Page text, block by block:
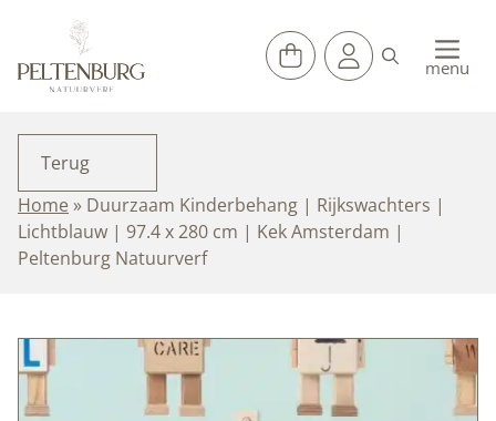
de
inhoud
menu
Terug
Home » Duurzaam Kinderbehang | Rijkswachters |
Lichtblauw | 97.4 x 280 cm | Kek Amsterdam |
Peltenburg Natuurverf